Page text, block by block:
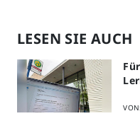
LESEN SIE AUCH